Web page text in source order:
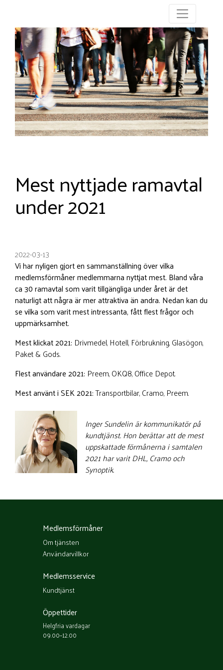
Mest nyttjade ramavtal
under 2021
2022-03-13
Vi har nyligen gjort en sammanställning över vilka
medlemsförmåner medlemmarna nyttjat mest. Bland våra
ca 30 ramavtal som varit tillgängliga under året är det
naturligt att några är mer attraktiva än andra. Nedan kan du
se vilka som varit mest intressanta, fått flest frågor och
uppmärksamhet.
Mest klickat 2021: Drivmedel, Hotell, Förbrukning, Glasögon,
Paket & Gods.
Flest användare 2021: Preem, OKQ8, Office Depot.
Mest använt i SEK 2021:Transportbilar, Cramo, Preem.
Inger Sundelin är kommunikatör på
kundtjänst. Hon berättar att de mest
uppskattade förmånerna i samtalen
2021 har varit DHL, Cramo och
Synoptik.
Medlemsförmåner
Om tjänsten
Användarvillkor
Medlemsservice
Kundtjänst
Öppettider
Helgfria vardagar
09.00–12.00